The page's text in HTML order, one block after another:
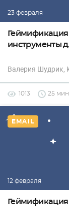
23 февраля
инструменты
Валерия Шудрик,
1013 25 мин
EMAIL
12 февраля
Геймификация